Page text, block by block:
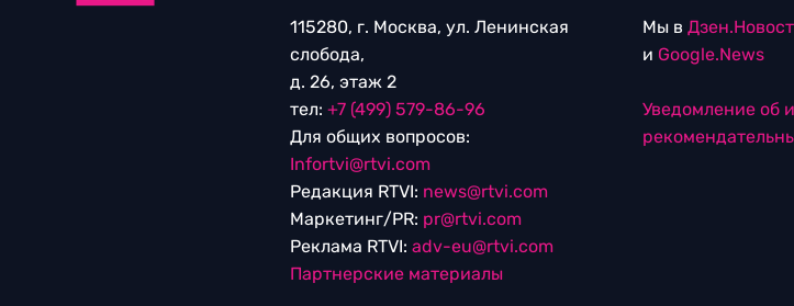
115280, г. Москва, ул. Ленинская
слобода,
д. 26, этаж 2
тел: +7 (499) 579-86-96
Для общих вопросов:
Infortvi@rtvi.com
Редакция RTVI: news@rtvi.com
Маркетинг/PR: pr@rtvi.com
Реклама RTVI: adv-eu@rtvi.com
Партнерские материалы
Мы в
и Google.News
Уведомление об